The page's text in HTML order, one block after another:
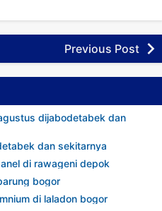
Previous Post
dijabodetabek dan
dan sekitarnya
di rawageni depok
bogor
di laladon bogor